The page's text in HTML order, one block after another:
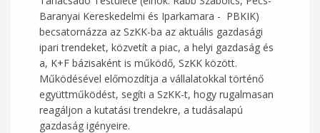
Baranyai Kereskedelmi és Iparkamara - PBKIK)
becsatornázza az SzKK-ba az aktuális gazdasági
ipari trendeket, közvetít a piac, a helyi gazdaság és
a, K+F bázisaként is működő, SzKK között.
Működésével előmozdítja a vállalatokkal történő
együttműködést, segíti a SzKK-t, hogy rugalmasan
reagáljon a kutatási trendekre, a tudásalapú
gazdaság igényeire.